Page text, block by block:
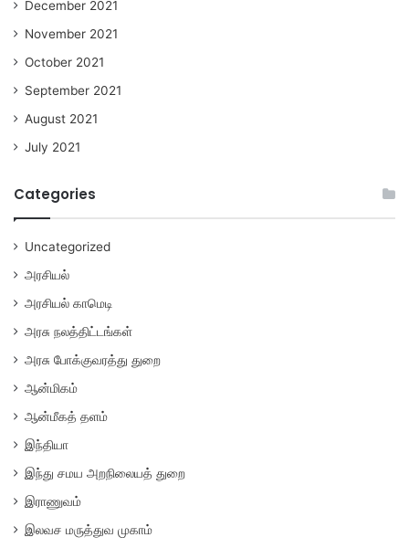
December 2021
November 2021
October 2021
September 2021
August 2021
July 2021
Categories
Uncategorized
அரசியல்
அரசியல் காமெடி
அரசு நலத்திட்டங்கள்
அரசு போக்குவரத்து துறை
ஆன்மிகம்
ஆன்மீகத் தளம்
இந்தியா
இந்து சமய அறநிலையத் துறை
இராணுவம்
இலவச மருத்துவ முகாம்